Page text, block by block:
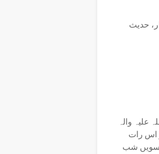
حدیث
والہ
اس رات
کی ستائیسویں شب